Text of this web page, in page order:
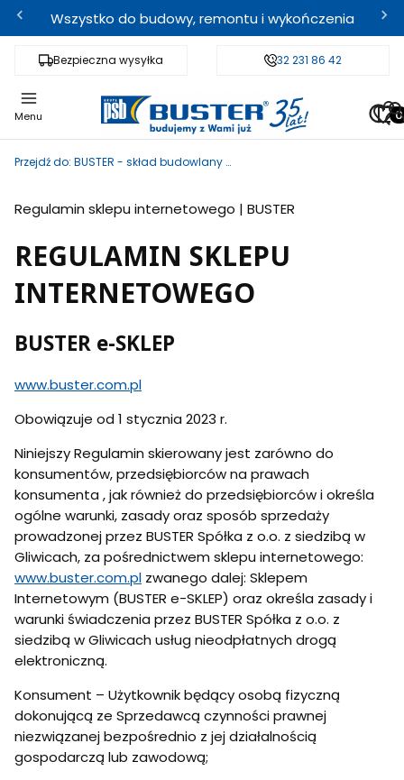
Wszystko do budowy, remontu i wykończenia
Bezpieczna wysyłka Fachowe doradztwo
32 231 86 42
Menu
Przejdź do: BUSTER - skład budowlany i sklep internetowy
Regulamin sklepu internetowego | BUSTER
REGULAMIN SKLEPU
INTERNETOWEGO
BUSTER e-SKLEP
www.buster.com.pl
Obowiązuje od 1 stycznia 2023 r.
Niniejszy Regulamin skierowany jest zarówno do
konsumentów, przedsiębiorców na prawach
konsumenta , jak również do przedsiębiorców i określa
ogólne warunki, zasady oraz sposób sprzedaży
prowadzonej przez BUSTER Spółka z o.o. z siedzibą w
Gliwicach, za pośrednictwem sklepu internetowego:
www.buster.com.pl zwanego dalej: Sklepem
Internetowym (BUSTER e-SKLEP) oraz określa zasady i
warunki świadczenia przez BUSTER Spółka z o.o. z
siedzibą w Gliwicach usług nieodpłatnych drogą
elektroniczną.
Konsument – Użytkownik będący osobą fizyczną
dokonującą ze Sprzedawcą czynności prawnej
niezwiązanej bezpośrednio z jej działalnością
gospodarczą lub zawodową;